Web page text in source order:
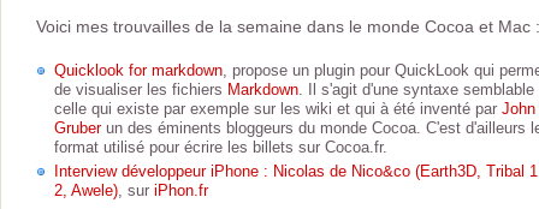
Voici mes trouvailles de la semaine dans le monde Cocoa et Mac :
Quicklook for markdown, propose un plugin pour QuickLook qui
de visualiser les fichiers Markdown. Il s'agit d'une syntaxe semblable
celle qui existe par exemple sur les wiki et qui à été inventé par John
Gruberun des éminents bloggeurs du monde Cocoa. C'est d'ailleurs
format utilisé pour écrire les billets sur Cocoa.fr.
Interview développeur iPhone : Nicolas de Nico&co (Earth3D, Tribal
2, Awele), sur iPhon.fr